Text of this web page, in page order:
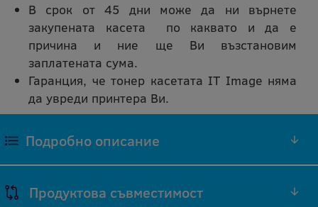
В срок от 45 дни може да ни върнете
закупената касета по каквато и да е
причина и ние ще Ви възстановим
заплатената сума.
Гаранция, че тонер касетата IT Image няма
да увреди принтера Ви.
Подробно описание
РЕПРОИЗВЕДЕНА IT IMAGE ТОНЕР КАСЕТА
Продуктова съвместимост